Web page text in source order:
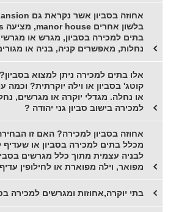
בתים למכירה בסביון, מגרש או
נחלות, מאפשרים קניה, בניה או
אלו בתים למכירה ניתן למצוא
קוטג' בסביון או וילה יוקרתית? וכמה
או נחלה. מגדלי יוקרה או מגרשים,
למכירה בישוב סביון גני יהודה ?
אחוזה בסביון למכירה? האם זו
מכלל בתים למכירה בסביון או שעדיף
לבניה עצמית מתוך כלל מגרשים
מפואר, וילה מפוארת או לחילופין
בתי יוקרה,אחוזות ומגרשים למכירה